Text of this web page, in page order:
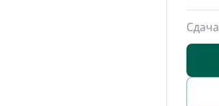
Сдача